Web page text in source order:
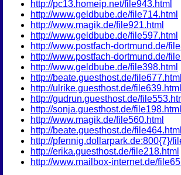
http://pc13.homeip.net/file943.html
http://www.geldbube.de/file714.html
http://www.magik.de/file921.html
http://www.geldbube.de/file597.html
http://www.postfach-dortmund.de/
http://www.postfach-dortmund.de/
http://www.geldbube.de/file398.html
http://beate.guesthost.de/file677.html
http://ulrike.guesthost.de/file639.html
http://gudrun.guesthost.de/
http://sonja.guesthost.de/file198.html
http://www.magik.de/file560.html
http://beate.guesthost.de/file464.html
http://pfennig.dollarpark.de:800{7}/
http://erika.guesthost.de/file218.html
http://www.mailbox-internet.de/